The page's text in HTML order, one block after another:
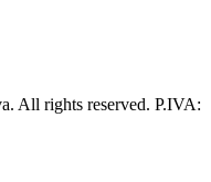
All rights reserved. P.IVA: